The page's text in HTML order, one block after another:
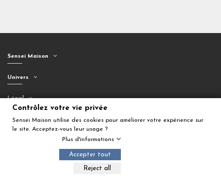
Sensei Maison
Univers
Légal
Suivez-nous
© 2026 Sensei Maison. Tous droits réservés.
Contrôlez votre vie privée
Sensei Maison utilise des cookies pour améliorer votre expérience sur
le site. Acceptez-vous leur usage ?
Plus d'informations
Accepter tout
Reject all